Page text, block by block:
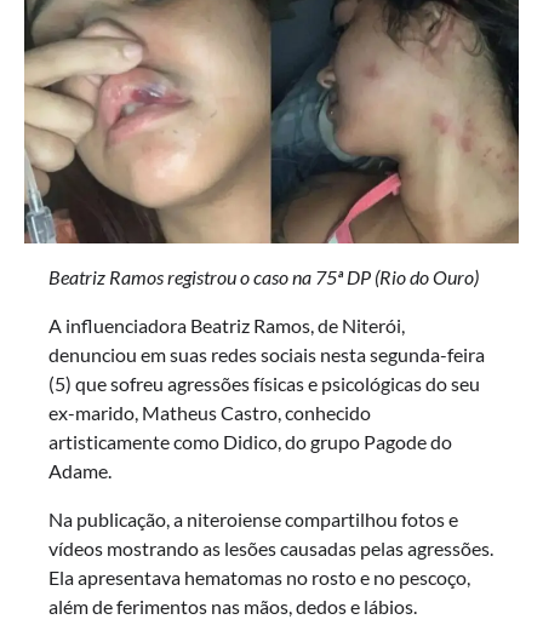
Beatriz Ramos registrou o caso na 75ª DP (Rio do Ouro)
A influenciadora Beatriz Ramos, de Niterói,
denunciou em suas redes sociais nesta segunda-feira
(5) que sofreu agressões físicas e psicológicas do seu
ex-marido, Matheus Castro, conhecido
artisticamente como Didico, do grupo Pagode do
Adame.
Na publicação, a niteroiense compartilhou fotos e
vídeos mostrando as lesões causadas pelas agressões.
Ela apresentava hematomas no rosto e no pescoço,
além de ferimentos nas mãos, dedos e lábios.